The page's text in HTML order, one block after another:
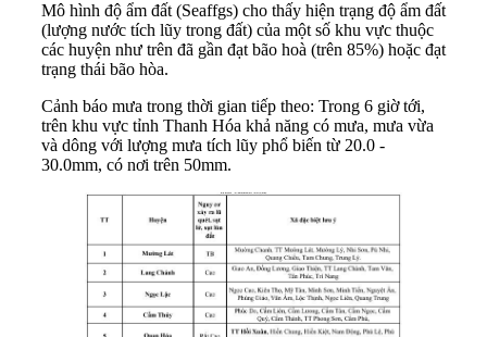
Mô hình độ ẩm đất (Seaffgs) cho thấy hiện trạng độ ẩm đất
(lượng nước tích lũy trong đất) của một số khu vực thuộc
các huyện như trên đã gần đạt bão hoà (trên 85%) hoặc đạt
trạng thái bão hòa.
Cảnh báo mưa trong thời gian tiếp theo: Trong 6 giờ tới,
trên khu vực tỉnh Thanh Hóa khả năng có mưa, mưa vừa
và dông với lượng mưa tích lũy phổ biến từ 20.0 -
30.0mm, có nơi trên 50mm.